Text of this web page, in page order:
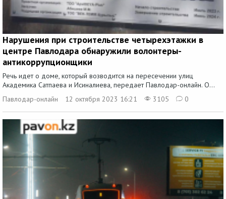
Нарушения при строительстве четырехэтажки в
центре Павлодара обнаружили волонтеры-
антикоррупционщики
Речь идет о доме, который возводится на пересечении улиц
Академика Сатпаева и Исиналиева, передает Павлодар-онлайн. О...
Павлодар-онлайн
12 октября 2023 16:21 3105 0